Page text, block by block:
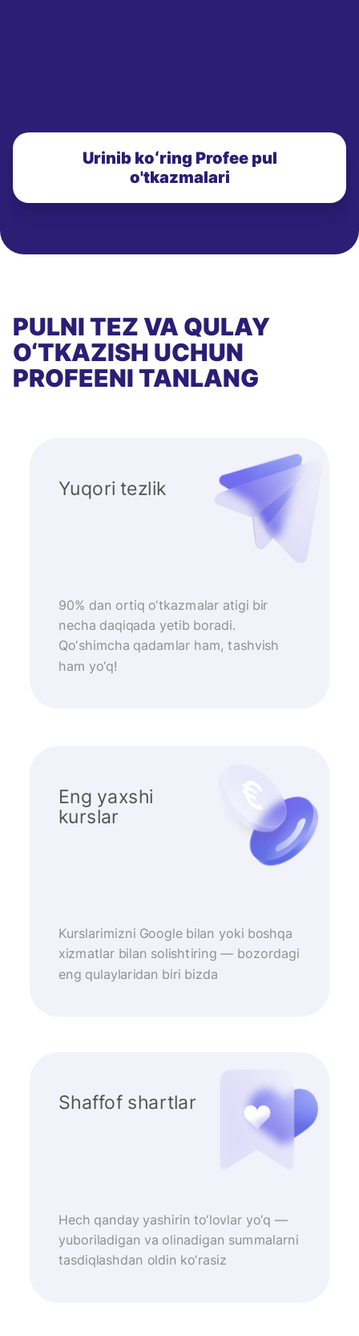
Urinib koʻring Profee pul
o'tkazmalari
PULNI TEZ VA QULAY
O‘TKAZISH UCHUN
PROFEENI TANLANG
Yuqori tezlik
90% dan ortiq o‘tkazmalar atigi bir
necha daqiqada yetib boradi.
Qo‘shimcha qadamlar ham, tashvish
ham yo‘q!
Eng yaxshi
kurslar
Kurslarimizni Google bilan yoki boshqa
xizmatlar bilan solishtiring — bozordagi
eng qulaylaridan biri bizda
Shaffof shartlar
Hech qanday yashirin to‘lovlar yo‘q —
yuboriladigan va olinadigan summalarni
tasdiqlashdan oldin ko‘rasiz